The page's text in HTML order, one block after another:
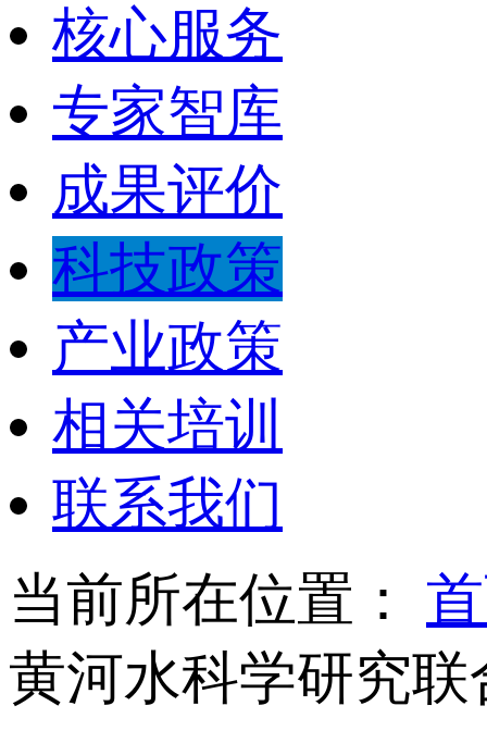
核心服务
专家智库
成果评价
科技政策
产业政策
相关培训
联系我们
当前所在位置：
黄河水科学研究